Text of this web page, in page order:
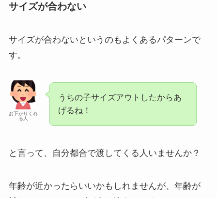
サイズが合わない
サイズが合わないというのもよくあるパターンで
す。
お下がりくれ
る人
うちの子サイズアウトしたからあ
げるね！
と言って、自分都合で渡してくる人いませんか？
年齢が近かったらいいかもしれませんが、年齢が